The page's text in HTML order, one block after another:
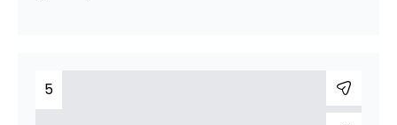
5